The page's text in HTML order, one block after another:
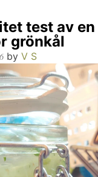
test av
grönkål
by V S